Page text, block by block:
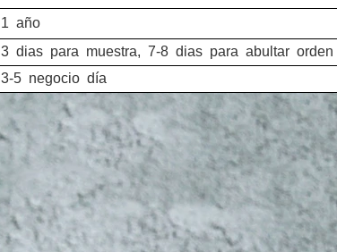
1 año
3 dias para muestra, 7-8 dias para abultar orden
3-5 negocio día